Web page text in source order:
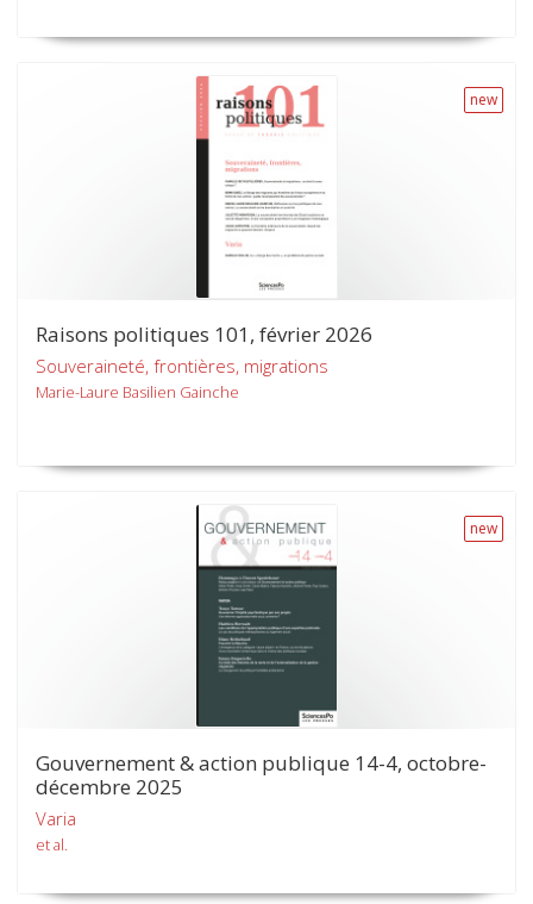
new
Raisons politiques 101, février 2026
Souveraineté, frontières, migrations
Marie-Laure Basilien Gainche
new
Gouvernement & action publique 14-4, octobre-
décembre 2025
Varia
et al.